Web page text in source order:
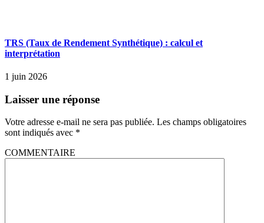
TRS (Taux de Rendement Synthétique) : calcul et
interprétation
1 juin 2026
Laisser une réponse
Votre adresse e-mail ne sera pas publiée. Les champs obligatoires
sont indiqués avec *
COMMENTAIRE